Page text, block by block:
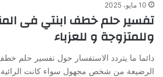
10 مايو، 2025
تفسير حلم خطف ابنتي فى
وللمتزوجة و للعزباء
دائما ما يتردد الاستفسار حول تفسير حلم
الرضيعة من شخص مجهول سواء كانت